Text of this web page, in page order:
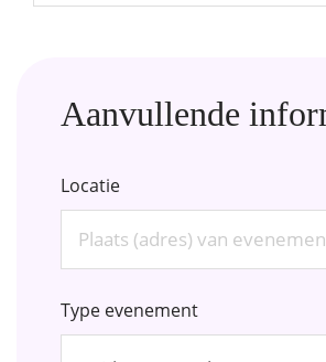
Aanvullende
Locatie
Type evenement